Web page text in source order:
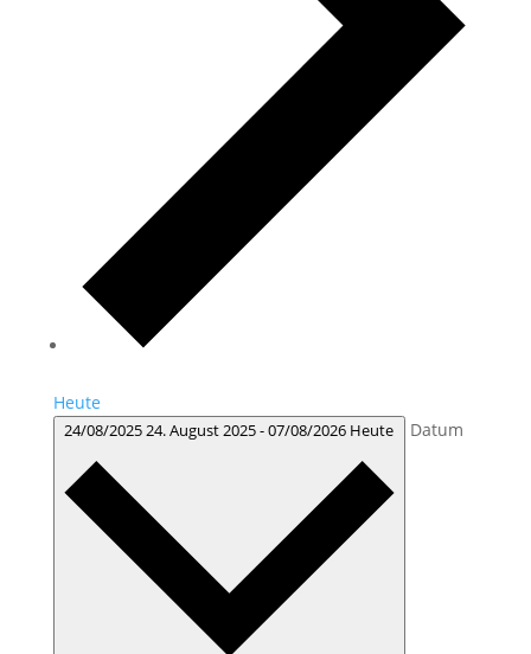
Heute
24/08/2025 24. August 2025-07/08/2026 Heute Datum